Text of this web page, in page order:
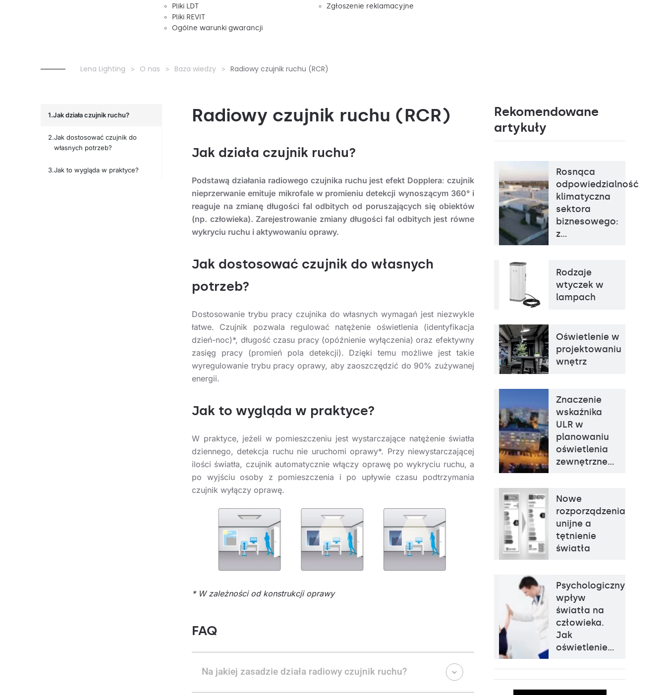
Pliki LDT
Pliki REVIT
Ogólne warunki gwarancji
Zgłoszenie reklamacyjne
Lena Lighting O nas Baza wiedzy Radiowy czujnik ruchu (RCR)
Jak działa czujnik ruchu?
Jak dostosować czujnik do
własnych potrzeb?
Jak to wygląda w praktyce?
Radiowy czujnik ruchu (RCR)
Jak działa czujnik ruchu?
Podstawą działania radiowego czujnika ruchu jest efekt Dopplera: czujnik
nieprzerwanie emituje mikrofale w promieniu detekcji wynoszącym 360° i
reaguje na zmianę długości fal odbitych od poruszających się obiektów
(np. człowieka). Zarejestrowanie zmiany długości fal odbitych jest równe
wykryciu ruchu i aktywowaniu oprawy.
Jak dostosować czujnik do własnych
potrzeb?
Dostosowanie trybu pracy czujnika do własnych wymagań jest niezwykle
łatwe. Czujnik pozwala regulować natężenie oświetlenia (identyfikacja
dzień-noc)*, długość czasu pracy (opóźnienie wyłączenia) oraz efektywny
zasięg pracy (promień pola detekcji). Dzięki temu możliwe jest takie
wyregulowanie trybu pracy oprawy, aby zaoszczędzić do 90% zużywanej
energii.
Jak to wygląda w praktyce?
W praktyce, jeżeli w pomieszczeniu jest wystarczające natężenie światła
dziennego, detekcja ruchu nie uruchomi oprawy*. Przy niewystarczającej
ilości światła, czujnik automatycznie włączy oprawę po wykryciu ruchu, a
po wyjściu osoby z pomieszczenia i po upływie czasu podtrzymania
czujnik wyłączy oprawę.
* W zależności od konstrukcji oprawy
FAQ
Na jakiej zasadzie działa radiowy czujnik ruchu?
Rekomendowane
artykuły
Rosnąca
odpowiedzialność
klimatyczna
sektora
biznesowego:
z…
Rodzaje
wtyczek w
lampach
Oświetlenie w
projektowaniu
wnętrz
Znaczenie
wskaźnika
ULR w
planowaniu
oświetlenia
zewnętrzne…
Nowe
rozporządzenia
unijne a
tętnienie
światła
Psychologiczny
wpływ
światła na
człowieka.
Jak
oświetlenie…